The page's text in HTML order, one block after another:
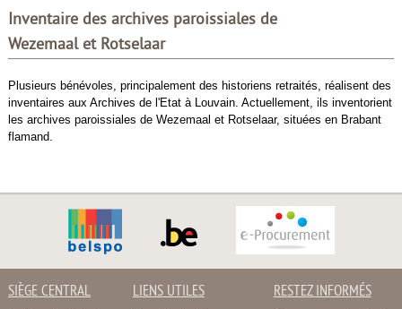
Inventaire des archives paroissiales de
Wezemaal et Rotselaar
Plusieurs bénévoles, principalement des historiens retraités, réalisent des
inventaires aux Archives de l'Etat à Louvain. Actuellement, ils inventorient
les archives paroissiales de Wezemaal et Rotselaar, situées en Brabant
flamand.
SIÈGE CENTRAL LIENS UTILES RESTEZ INFORMÉS